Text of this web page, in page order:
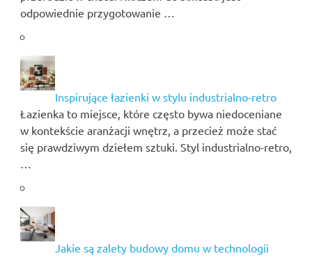
odpowiednie przygotowanie …
Inspirujące łazienki w stylu industrialno-retro
Łazienka to miejsce, które często bywa niedoceniane
w kontekście aranżacji wnętrz, a przecież może stać
się prawdziwym dziełem sztuki. Styl industrialno-retro,
…
Jakie są zalety budowy domu w technologii